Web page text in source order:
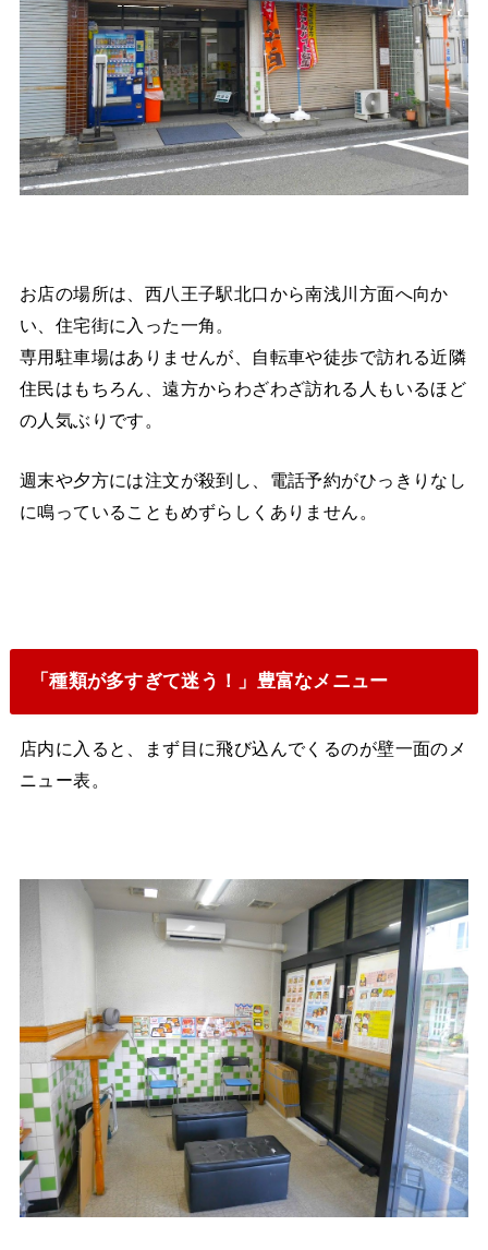
お店の場所は、西八王子駅北口から南浅川方面へ向か
い、住宅街に入った一角。
専用駐車場はありませんが、自転車や徒歩で訪れる近隣
住民はもちろん、遠方からわざわざ訪れる人もいるほど
の人気ぶりです。
週末や夕方には注文が殺到し、電話予約がひっきりなし
に鳴っていることもめずらしくありません。
「種類が多すぎて迷う！」豊富なメニュー
店内に入ると、まず目に飛び込んでくるのが壁一面のメ
ニュー表。